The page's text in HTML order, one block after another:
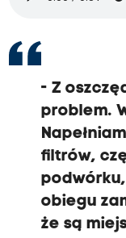
- Z
problem.
filtrów,
obiegu
że są